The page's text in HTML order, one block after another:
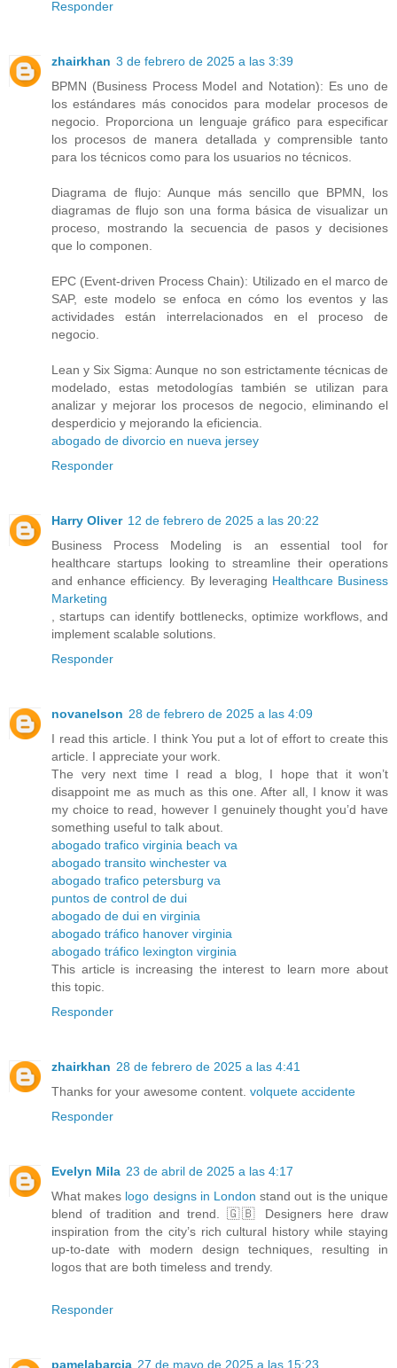
Responder
zhairkhan 3 de febrero de 2025 a las 3:39
BPMN (Business Process Model and Notation): Es uno de
los estándares más conocidos para modelar procesos de
negocio. Proporciona un lenguaje gráfico para especificar
los procesos de manera detallada y comprensible tanto
para los técnicos como para los usuarios no técnicos.
Diagrama de flujo: Aunque más sencillo que BPMN, los
diagramas de flujo son una forma básica de visualizar un
proceso, mostrando la secuencia de pasos y decisiones
que lo componen.
EPC (Event-driven Process Chain): Utilizado en el marco de
SAP, este modelo se enfoca en cómo los eventos y las
actividades están interrelacionados en el proceso de
negocio.
Lean y Six Sigma: Aunque no son estrictamente técnicas de
modelado, estas metodologías también se utilizan para
analizar y mejorar los procesos de negocio, eliminando el
desperdicio y mejorando la eficiencia.
abogado de divorcio en nueva jersey
Responder
Harry Oliver 12 de febrero de 2025 a las 20:22
Business Process Modeling is an essential tool for
healthcare startups looking to streamline their operations
and enhance efficiency. By leveraging Healthcare Business
Marketing
, startups can identify bottlenecks, optimize workflows, and
implement scalable solutions.
Responder
novanelson 28 de febrero de 2025 a las 4:09
I read this article. I think You put a lot of effort to create this
article. I appreciate your work.
The very next time I read a blog, I hope that it won’t
disappoint me as much as this one. After all, I know it was
my choice to read, however I genuinely thought you’d have
something useful to talk about.
abogado trafico virginia beach va
abogado transito winchester va
abogado trafico petersburg va
puntos de control de dui
abogado de dui en virginia
abogado tráfico hanover virginia
abogado tráfico lexington virginia
This article is increasing the interest to learn more about
this topic.
Responder
zhairkhan 28 de febrero de 2025 a las 4:41
Thanks for your awesome content. volquete accidente
Responder
Evelyn Mila 23 de abril de 2025 a las 4:17
What makes logo designs in London stand out is the unique
blend of tradition and trend. 🇬🇧 Designers here draw
inspiration from the city’s rich cultural history while staying
up-to-date with modern design techniques, resulting in
logos that are both timeless and trendy.
Responder
pamelabarcia 27 de mayo de 2025 a las 15:23